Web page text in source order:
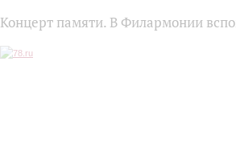
Концерт памяти. В Филармонии